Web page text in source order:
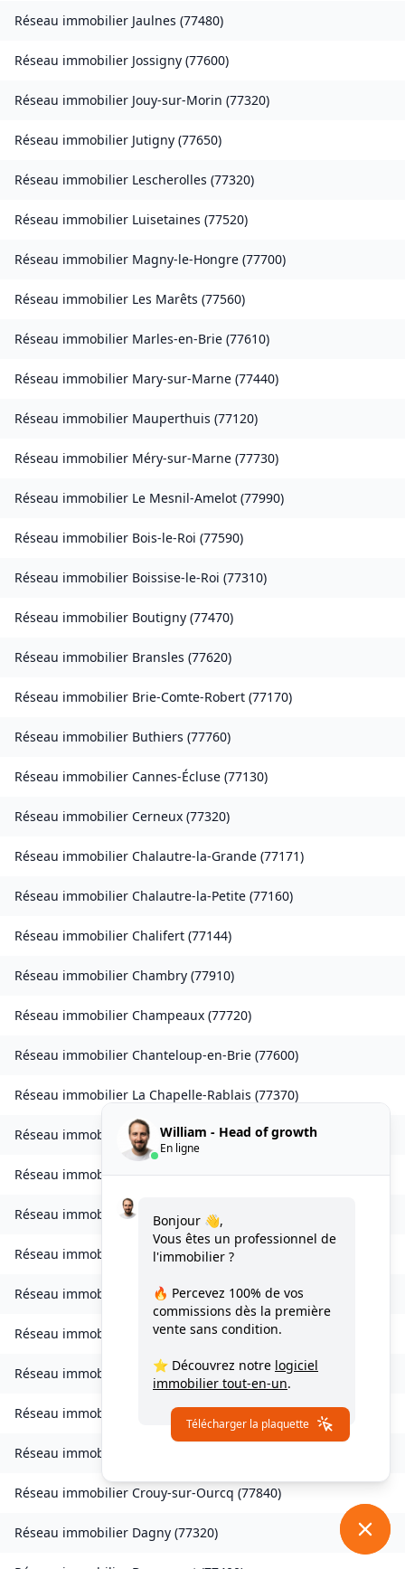
Réseau immobilier Jaulnes (77480)
Réseau immobilier Jossigny (77600)
Réseau immobilier Jouy-sur-Morin (77320)
Réseau immobilier Jutigny (77650)
Réseau immobilier Lescherolles (77320)
Réseau immobilier Luisetaines (77520)
Réseau immobilier Magny-le-Hongre (77700)
Réseau immobilier Les Marêts (77560)
Réseau immobilier Marles-en-Brie (77610)
Réseau immobilier Mary-sur-Marne (77440)
Réseau immobilier Mauperthuis (77120)
Réseau immobilier Méry-sur-Marne (77730)
Réseau immobilier Le Mesnil-Amelot (77990)
Réseau immobilier Bois-le-Roi (77590)
Réseau immobilier Boissise-le-Roi (77310)
Réseau immobilier Boutigny (77470)
Réseau immobilier Bransles (77620)
Réseau immobilier Brie-Comte-Robert (77170)
Réseau immobilier Buthiers (77760)
Réseau immobilier Cannes-Écluse (77130)
Réseau immobilier Cerneux (77320)
Réseau immobilier Chalautre-la-Grande (77171)
Réseau immobilier Chalautre-la-Petite (77160)
Réseau immobilier Chalifert (77144)
Réseau immobilier Chambry (77910)
Réseau immobilier Champeaux (77720)
Réseau immobilier Chanteloup-en-Brie (77600)
Réseau immobilier La Chapelle-Rablais (77370)
Réseau immobilierLes Chapelles-Bourbon(77610)
Réseau immobilierCharmentray(77410)
Réseau immobilierCharny(77410)
Réseau immobilier Chessy(77700)
Réseau immobilier Combs-la-Ville( 77380 )
Réseau immobilier Compans (77290)
Réseau immobilier Condé-Sainte-Libiaire ( 77450)
Réseau immobilier Coupvray
Réseau immobilier
Réseau immobilier Crouy-sur-Ourcq (77840)
Réseau immobilier Dagny (77320)
William - Head of growth
En ligne
Bonjour 👋,
Vous êtes un professionnel de
l'immobilier ?
🔥 Percevez 100% de vos
commissions dès la première
vente sans condition.
⭐ Découvrez notre logiciel
immobilier tout-en-un.
Télécharger la plaquette